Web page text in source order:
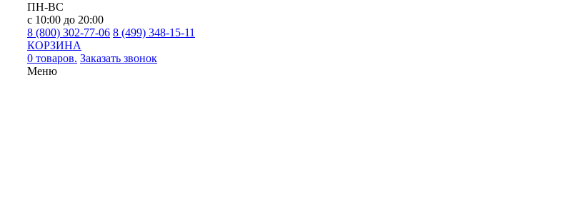
ПН-ВС
с 10:00 до 20:00
8 (800) 302-77-06 8 (499) 348-15-11
КОРЗИНА
0 товаров. Заказать звонок
Меню